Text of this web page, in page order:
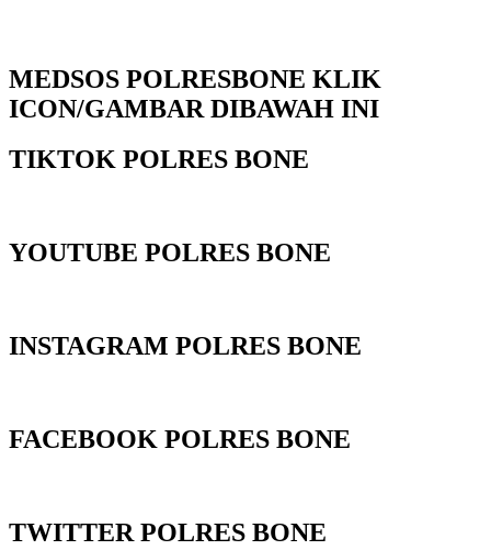
MEDSOS POLRESBONE KLIK
ICON/GAMBAR DIBAWAH INI
TIKTOK POLRES BONE
YOUTUBE POLRES BONE
INSTAGRAM POLRES BONE
FACEBOOK POLRES BONE
TWITTER POLRES BONE